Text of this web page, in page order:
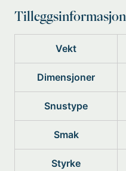
Tilleggsinformasjon
Vekt
Dimensjoner
Snustype
Smak
Styrke